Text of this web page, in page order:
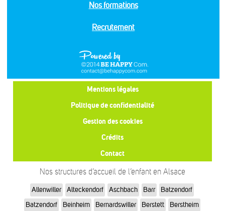
Nos formations
Recrutement
Mentions légales
Politique de confidentialité
Gestion des cookies
Crédits
Contact
Nos structures d’accueil de l’enfant en Alsace
Allenwiller Alteckendorf Aschbach Barr
Batzendorf
Batzendorf
Beinheim Bernardswiller Berstett
Berstheim